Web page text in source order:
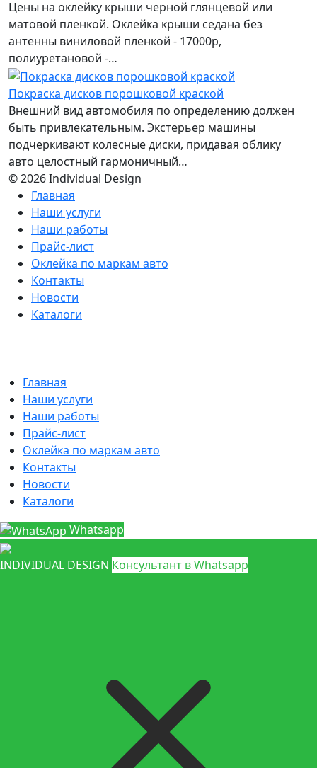
Цены на оклейку крыши черной глянцевой или
матовой пленкой. Оклейка крыши седана без
антенны виниловой пленкой - 17000р,
полиуретановой -…
Покраска дисков порошковой краской
Внешний вид автомобиля по определению должен
быть привлекательным. Экстерьер машины
подчеркивают колесные диски, придавая облику
авто целостный гармоничный…
© 2026 Individual Design
Главная
Наши услуги
Наши работы
Прайс-лист
Оклейка по маркам авто
Контакты
Новости
Каталоги
Главная
Наши услуги
Наши работы
Прайс-лист
Оклейка по маркам авто
Контакты
Новости
Каталоги
Whatsapp
INDIVIDUAL DESIGN Консультант в Whatsapp